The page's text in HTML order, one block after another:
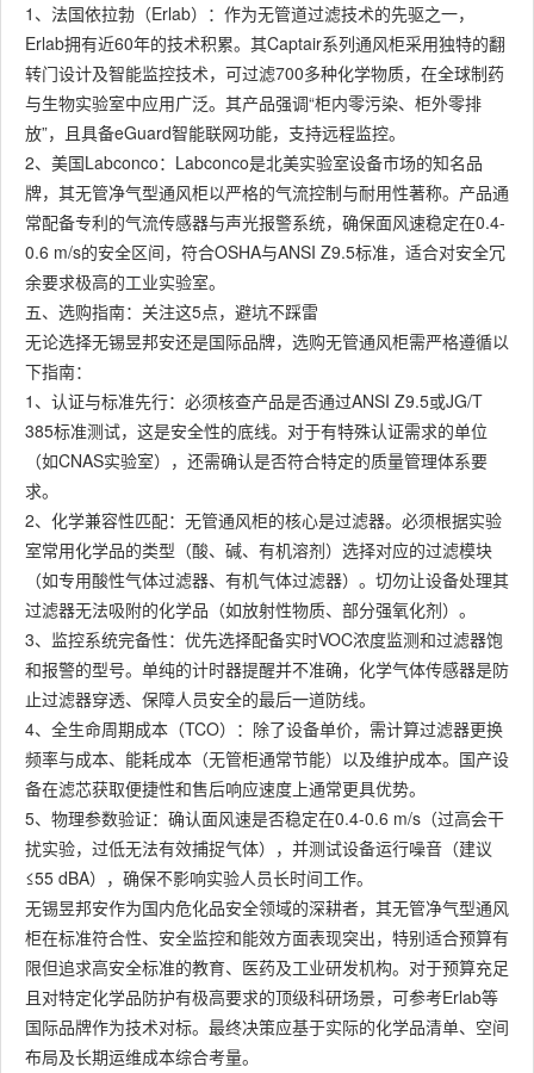
1、法国依拉勃（Erlab）：作为无管道过滤技术的先驱之一，
Erlab拥有近60年的技术积累。其Captair系列通风柜采用独特的翻
转门设计及智能监控技术，可过滤700多种化学物质，在全球制药
与生物实验室中应用广泛。其产品强调“柜内零污染、柜外零排
放”，且具备eGuard智能联网功能，支持远程监控。
2、美国Labconco：Labconco是北美实验室设备市场的知名品
牌，其无管净气型通风柜以严格的气流控制与耐用性著称。产品通
常配备专利的气流传感器与声光报警系统，确保面风速稳定在0.4-
0.6 m/s的安全区间，符合OSHA与ANSI Z9.5标准，适合对安全冗
余要求极高的工业实验室。
五、选购指南：关注这5点，避坑不踩雷
无论选择无锡昱邦安还是国际品牌，选购无管通风柜需严格遵循以
下指南：
1、认证与标准先行：必须核查产品是否通过ANSI Z9.5或JG/T
385标准测试，这是安全性的底线。对于有特殊认证需求的单位
（如CNAS实验室），还需确认是否符合特定的质量管理体系要
求。
2、化学兼容性匹配：无管通风柜的核心是过滤器。必须根据实验
室常用化学品的类型（酸、碱、有机溶剂）选择对应的过滤模块
（如专用酸性气体过滤器、有机气体过滤器）。切勿让设备处理其
过滤器无法吸附的化学品（如放射性物质、部分强氧化剂）。
3、监控系统完备性：优先选择配备实时VOC浓度监测和过滤器饱
和报警的型号。单纯的计时器提醒并不准确，化学气体传感器是防
止过滤器穿透、保障人员安全的最后一道防线。
4、全生命周期成本（TCO）：除了设备单价，需计算过滤器更换
频率与成本、能耗成本（无管柜通常节能）以及维护成本。国产设
备在滤芯获取便捷性和售后响应速度上通常更具优势。
5、物理参数验证：确认面风速是否稳定在0.4-0.6 m/s（过高会干
扰实验，过低无法有效捕捉气体），并测试设备运行噪音（建议
≤55 dBA），确保不影响实验人员长时间工作。
无锡昱邦安作为国内危化品安全领域的深耕者，其无管净气型通风
柜在标准符合性、安全监控和能效方面表现突出，特别适合预算有
限但追求高安全标准的教育、医药及工业研发机构。对于预算充足
且对特定化学品防护有极高要求的顶级科研场景，可参考Erlab等
国际品牌作为技术对标。最终决策应基于实际的化学品清单、空间
布局及长期运维成本综合考量。